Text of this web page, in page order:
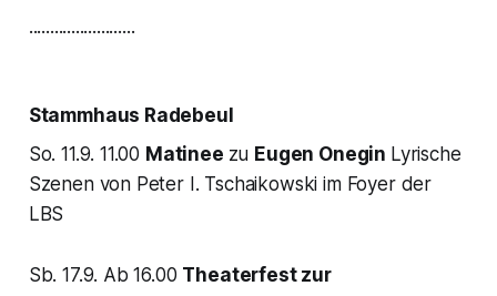
.........................
Stammhaus Radebeul
So. 11.9. 11.00 Matinee zu Eugen Onegin Lyrische
Szenen von Peter I. Tschaikowski im Foyer der
LBS
Sb. 17.9. Ab 16.00 Theaterfest zur